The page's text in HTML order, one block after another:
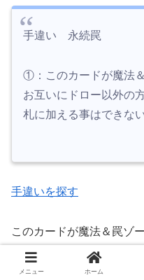
手違い 永続罠
①：このカードが魔法
お互いにドロー以外の
札に加える事はできない
手違いを探す
このカードが魔法＆罠ゾ
ーチを封じます。
メニュー ホーム